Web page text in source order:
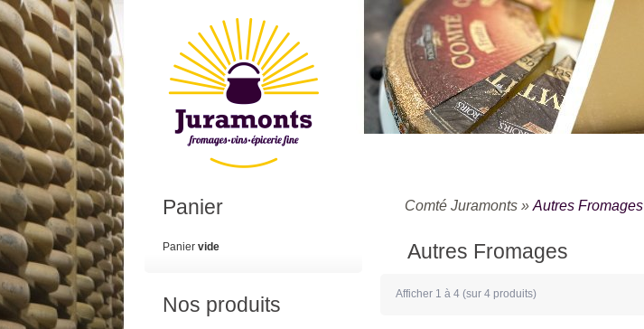
Comté Juramonts » Autres Fromages
Autres Fromages
Afficher 1 à 4 (sur 4 produits)
Panier
Panier vide
Nos produits